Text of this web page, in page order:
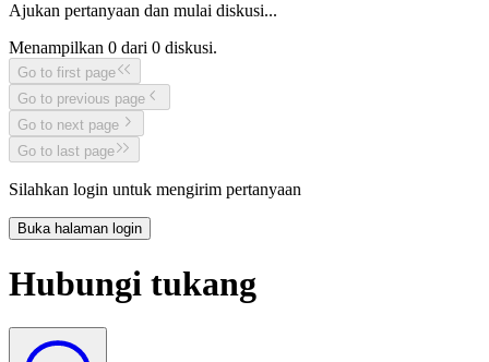
Ajukan pertanyaan dan mulai diskusi...
Menampilkan 0 dari 0 diskusi.
Go to first page
Go to previous page
Go to next page
Go to last page
Silahkan login untuk mengirim pertanyaan
Buka halaman login
Hubungi tukang